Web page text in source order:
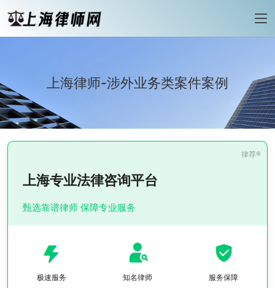
上海律师-涉外业务类案件案例
上海专业法律咨询平台
甄选靠谱律师 保障专业服务
极速服务 知名律师 服务保障